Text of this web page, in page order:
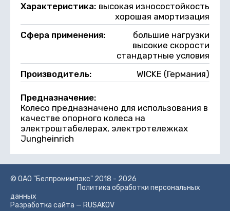
Характеристика: высокая износостойкость
хорошая амортизация
Сфера применения:
большие нагрузки
высокие скорости
стандартные условия
Производитель:
WICKE (Германия)
Предназначение:
Колесо предназначено для использования в
качестве опорного колеса на
электроштабелерах, электротележках
Jungheinrich
© ОАО "Белпромимпэкс" 2018 - 2026
Политика обработки персональных
данных
Разработка сайта — RUSAKOV